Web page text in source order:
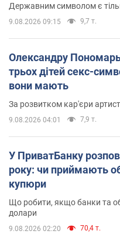
Державним символом є
9.08.2026 09:15 9,7 т.
Олександру
трьох дітей секс-
вони мають
За розвитком кар'єри
9.08.2026 04:01 7,9 т.
У ПриватБанку
року: чи приймають
купюри
Що робити, якщо банки та
долари
9.08.2026 02:20 70,4 т.